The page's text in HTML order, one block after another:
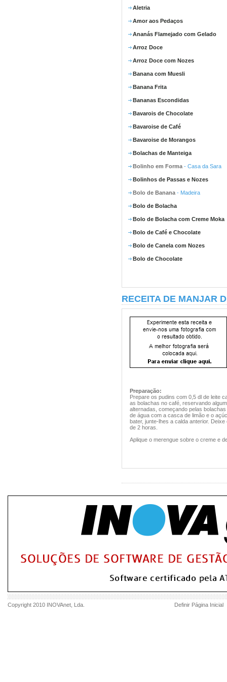
Aletria
Amor aos Pedaços
Ananás Flamejado com Gelado
Arroz Doce
Arroz Doce com Nozes
Banana com Muesli
Banana Frita
Bananas Escondidas
Bavarois de Chocolate
Bavaroise de Café
Bavaroise de Morangos
Bolachas de Manteiga
Bolinho em Forma - Casa da Sara
Bolinhos de Passas e Nozes
Bolo de Banana - Madeira
Bolo de Bolacha
Bolo de Bolacha com Creme Moka
Bolo de Café e Chocolate
Bolo de Canela com Nozes
Bolo de Chocolate
RECEITA DE MANJAR
Preparação:
Prepare os pudins com 0,5 dl de leite
as bolachas no café, reservando
alternadas, começando pelas
de água com a casca de limão e o
bater, junte-lhes a calda anterior.
de 2 horas.
Aplique o merengue sobre o creme e
Copyright 2010 INOVAnet , Lda. Definir Página Inicial